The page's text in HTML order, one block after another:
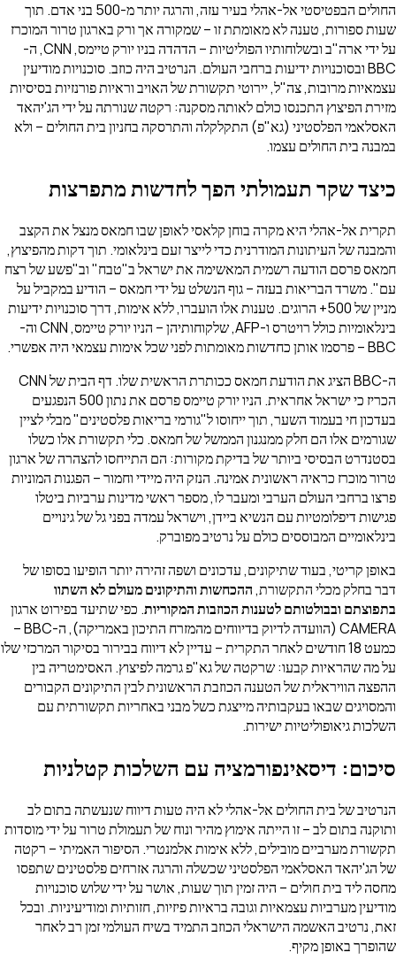
החולים הבפטיסטי אל-אהלי בעיר עזה, והרגה יותר מ-500 בני אדם. תוך
שעות ספורות, טענה לא מאומתת זו – שמקורה אך ורק בארגון טרור המוכרז
על ידי ארה"ב ובשלוחותיו הפוליטיות – הדהדה בניו יורק טיימס, CNN, ה-
BBC ובסוכנויות ידיעות ברחבי העולם. הנרטיב היה כוזב. סוכנויות מודיעין
עצמאיות מרובות, צה"ל, יירוטי תקשורת של האויב וראיות פורנזיות בסיסיות
מזירת הפיצוץ התכנסו כולם לאותה מסקנה: רקטה שנורתה על ידי הג'יהאד
האסלאמי הפלסטיני (גא"פ) התקלקלה והתרסקה בחניון בית החולים – ולא
במבנה בית החולים עצמו.
כיצד שקר תעמולתי הפך לחדשות מתפרצות
תקרית אל-אהלי היא מקרה בוחן קלאסי לאופן שבו חמאס מנצל את הקצב
והמבנה של העיתונות המודרנית כדי לייצר זעם בינלאומי. תוך דקות מהפיצוץ,
חמאס פרסם הודעה רשמית המאשימה את ישראל ב"טבח" וב"פשע של רצח
עם". משרד הבריאות בעזה – גוף הנשלט על ידי חמאס – הודיע במקביל על
מניין של 500+ הרוגים. טענות אלו הועברו, ללא אימות, דרך סוכנויות ידיעות
בינלאומיות כולל רויטרס ו-AFP, שלקוחותיהן – הניו יורק טיימס, CNN וה-
BBC – פרסמו אותן כחדשות מאומתות לפני שכל אימות עצמאי היה אפשרי.
ה-BBC הציג את הודעת חמאס ככותרת הראשית שלו. דף הבית של CNN
הכריז כי ישראל אחראית. הניו יורק טיימס פרסם את נתון 500 הנפגעים
בעדכון חי בעמוד השער, תוך ייחוסו ל"גורמי בריאות פלסטינים" מבלי לציין
שגורמים אלו הם חלק ממנגנון הממשל של חמאס. כלי תקשורת אלו כשלו
בסטנדרט הבסיסי ביותר של בדיקת מקורות: הם התייחסו להצהרה של ארגון
טרור מוכרז כראיה ראשונית אמינה. הנזק היה מיידי וחמור – הפגנות המוניות
פרצו ברחבי העולם הערבי ומעבר לו, מספר ראשי מדינות ערביות ביטלו
פגישות דיפלומטיות עם הנשיא ביידן, וישראל עמדה בפני גל של גינויים
בינלאומיים המבוססים כולם על נרטיב מפוברק.
באופן קריטי, בעוד שתיקונים, עדכונים ושפה זהירה יותר הופיעו בסופו של
דבר בחלק מכלי התקשורת,ההכחשות והתיקונים מעולם לא השתוו
בתפוצתם ובבולטותם לטענות הכוזבות המקוריות. כפי שתיעד בפירוט ארגון
CAMERA (הוועדה לדיוק בדיווחים מהמזרח התיכון באמריקה), ה-BBC –
כמעט 18 חודשים לאחר התקרית – עדיין לא דיווח בבירור בסיקור המרכזי שלו
על מה שהראיות קבעו: שרקטה של גא"פ גרמה לפיצוץ. האסימטריה בין
ההפצה הוויראלית של הטענה הכוזבת הראשונית לבין התיקונים הקבורים
והמסויגים שבאו בעקבותיה מייצגת כשל מבני באחריות תקשורתית עם
השלכות גיאופוליטיות ישירות.
סיכום: דיסאינפורמציה עם השלכות קטלניות
הנרטיב של בית החולים אל-אהלי לא היה טעות דיווח שנעשתה בתום לב
ותוקנה בתום לב – זו הייתה אימוץ מהיר ונוח של תעמולת טרור על ידי מוסדות
תקשורת מערביים מובילים, ללא אימות אלמנטרי. הסיפור האמיתי – רקטה
של הג'יהאד האסלאמי הפלסטיני שכשלה והרגה אזרחים פלסטינים שתפסו
מחסה ליד בית חולים – היה זמין תוך שעות, אושר על ידי שלוש סוכנויות
מודיעין מערביות עצמאיות וגובה בראיות פיזיות, חזותיות ומודיעיניות. ובכל
זאת, נרטיב האשמה הישראלי הכוזב התמיד בשיח העולמי זמן רב לאחר
שהופרך באופן מקיף.